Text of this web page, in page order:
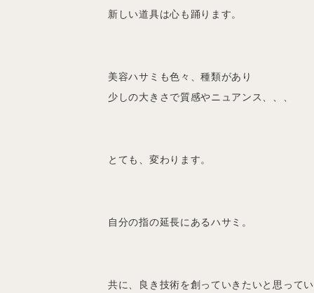
新しい道具は心も踊ります。
美容ハサミも色々、種類があり
少しの大きさで質感やニュアンス、、、
とても、変わります。
自分の指の延長にあるハサミ。
共に、良き技術を創っていきたいと思ってい